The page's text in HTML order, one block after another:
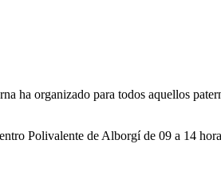
ha organizado para todos aquellos
Polivalente de Alborgí de 09 a 14